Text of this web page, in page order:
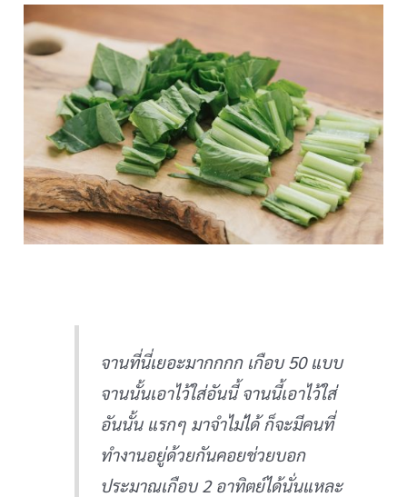
จานที่นี่เยอะมากกกก เกือบ 50 แบบ
จานนั้นเอาไว้ใส่อันนี้ จานนี้เอาไว้ใส่
อันนั้น แรกๆ มาจำไม่ได้ ก็จะมีคนที่
ทำงานอยู่ด้วยกันคอยช่วยบอก
ประมาณเกือบ 2 อาทิตย์ได้นั่นแหละ